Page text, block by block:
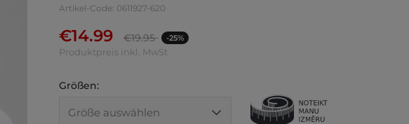
Artikel-Code: 0611927-620
€14.99 €19.95 -25%
Produktpreis inkl. MwSt
Größen: